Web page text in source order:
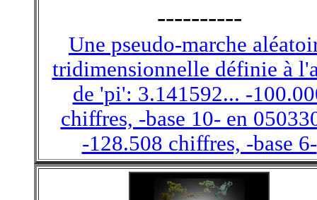
----------
Une pseudo-marche
tridimensionnelle définie à
de 'pi': 3.141592... -
chiffres, -base 10- en
-128.508 chiffres, -base 6-